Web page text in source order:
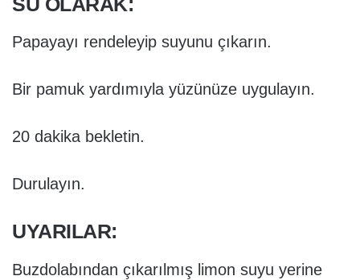
Papayayı rendeleyip suyunu çıkarın.
Bir pamuk yardımıyla yüzünüze uygulayın.
20 dakika bekletin.
Durulayın.
UYARILAR:
Buzdolabından çıkarılmış limon suyu yerine